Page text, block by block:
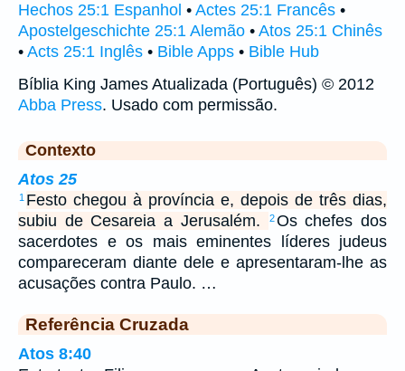
Hechos 25:1 Espanhol • Actes 25:1 Francês •
Apostelgeschichte 25:1 Alemão • Atos 25:1 Chinês
• Acts 25:1 Inglês • Bible Apps • Bible Hub
Bíblia King James Atualizada (Português) © 2012
Abba Press. Usado com permissão.
Contexto
Atos 25
1 Festo chegou à província e, depois de três dias,
subiu de Cesareia a Jerusalém.
2 Os chefes dos
sacerdotes e os mais eminentes líderes judeus
compareceram diante dele e apresentaram-lhe as
acusações contra Paulo. …
Referência Cruzada
Atos 8:40